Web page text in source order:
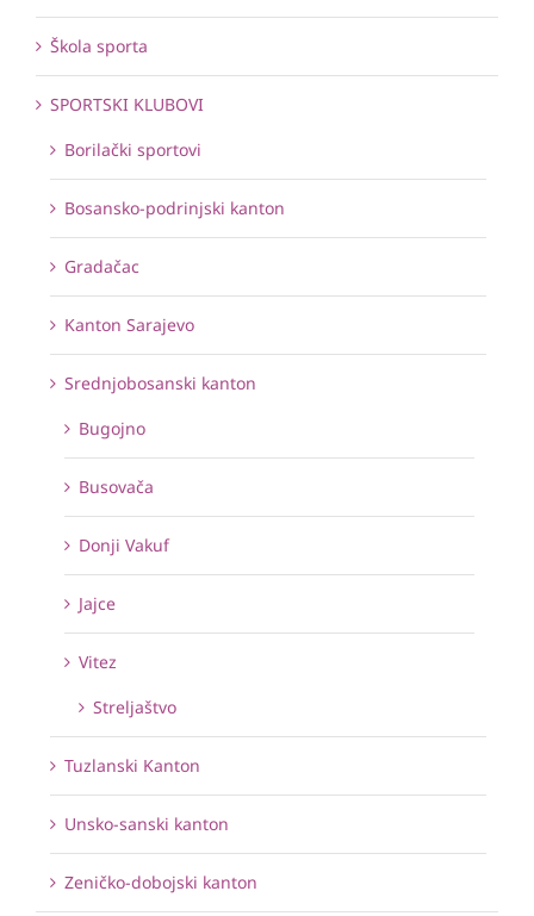
Škola sporta
SPORTSKI KLUBOVI
Borilački sportovi
Bosansko-podrinjski kanton
Gradačac
Kanton Sarajevo
Srednjobosanski kanton
Bugojno
Busovača
Donji Vakuf
Jajce
Vitez
Streljaštvo
Tuzlanski Kanton
Unsko-sanski kanton
Zeničko-dobojski kanton